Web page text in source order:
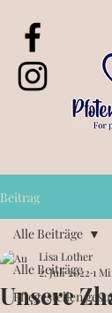
Beitrag
Alle Beiträge
Pflegestellen
Alle Beiträge
Unsere
Lisa Lother
2. Juli 2022 1